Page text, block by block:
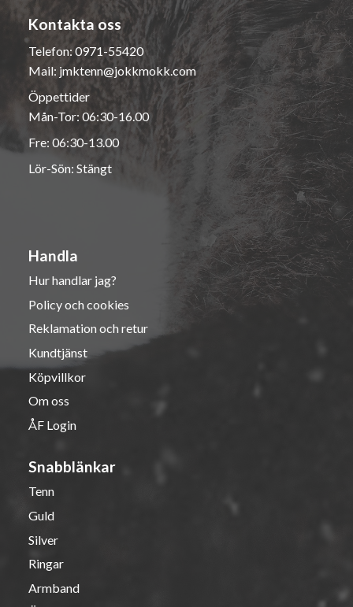
Kontakta oss
Telefon: 0971-55420
Mail: jmktenn@jokkmokk.com
Öppettider
Mån-Tor: 06:30-16.00
Fre: 06:30-13.00
Lör-Sön: Stängt
Handla
Hur handlar jag?
Policy och cookies
Reklamation och retur
Kundtjänst
Köpvillkor
Om oss
ÅF Login
Snabblänkar
Tenn
Guld
Silver
Ringar
Armband